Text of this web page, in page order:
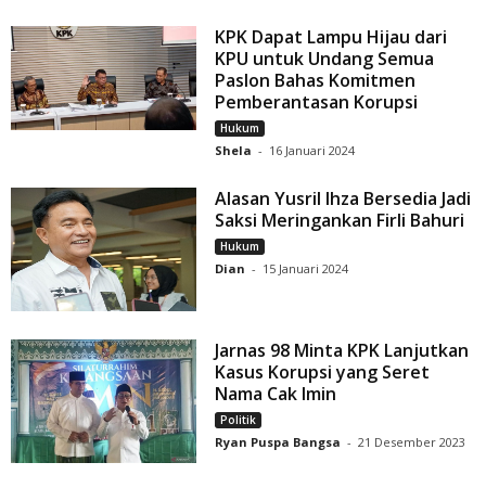
KPK Dapat Lampu Hijau dari
KPU untuk Undang Semua
Paslon Bahas Komitmen
Pemberantasan Korupsi
Hukum
Shela - 16 Januari 2024
Alasan Yusril Ihza Bersedia Jadi
Saksi Meringankan Firli Bahuri
Hukum
Dian - 15 Januari 2024
Jarnas 98 Minta KPK Lanjutkan
Kasus Korupsi yang Seret
Nama Cak Imin
Politik
Ryan Puspa Bangsa - 21 Desember 2023